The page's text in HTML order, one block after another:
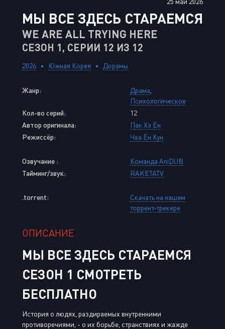
МЫ ВСЕ ЗДЕСЬ СТАРАЕМСЯ
WE ARE ALL TRYING HERE
СЕЗОН 1, СЕРИИ 12 ИЗ 12
2026 Южная Корея Дорамы
Жанр: Драма
Психологическое
Кол-во серий:
12
Автор оригинала:
Пак Хэ Ён
Режиссёр:
Чха Ён Хун
Озвучание :
Команда AniDUB
Тайминг/звук:
RAKETATV
.torrent:
Скачать на нашем
торрент-трекере
ОПИСАНИЕ
МЫ ВСЕ ЗДЕСЬ СТАРАЕМСЯ
СЕЗОН 1 СМОТРЕТЬ
БЕСПЛАТНО
История о людях, раздираемых внутренними
противоречиями, - о их борьбе, странствиях и жажде